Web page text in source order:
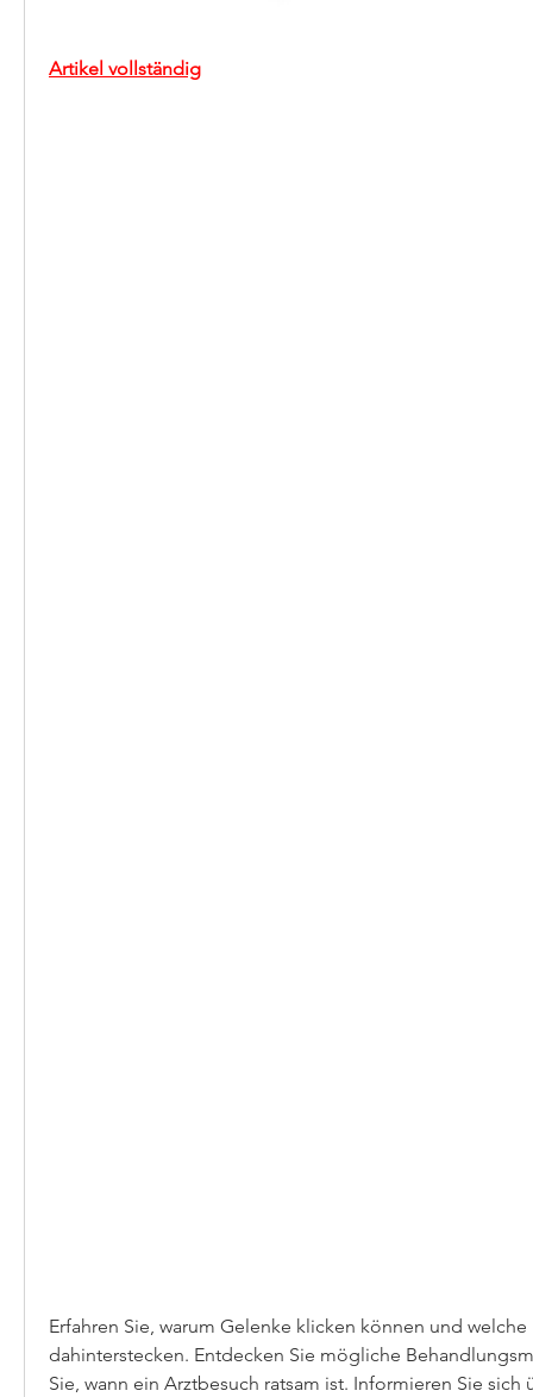
Artikel vollständig
Erfahren Sie, warum Gelenke klicken können und
dahinterstecken. Entdecken Sie mögliche
Sie, wann ein Arztbesuch ratsam ist. Informieren Sie